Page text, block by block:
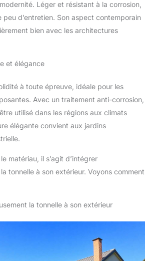
Léger et résistant à la corrosion,
peu d’entretien. Son aspect contemporain
bien avec les architectures
et élégance
à toute épreuve, idéale pour les
Avec un traitement anti-corrosion,
utilisé dans les régions aux climats
élégante convient aux jardins
matériau, il s’agit d’intégrer
tonnelle à son extérieur. Voyons comment
la tonnelle à son extérieur